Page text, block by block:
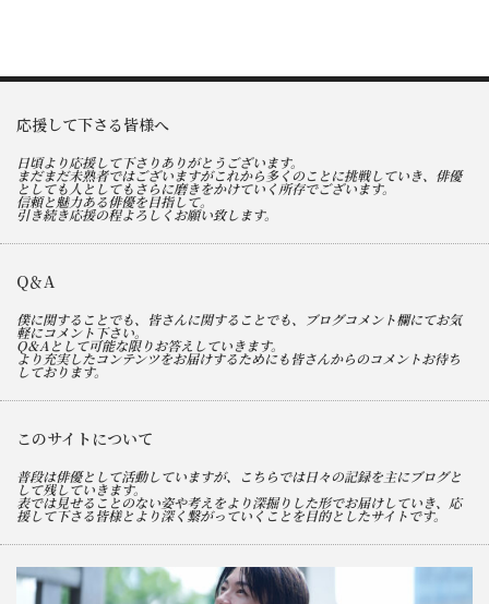
応援して下さる皆様へ
日頃より応援して下さりありがとうございます。
まだまだ未熟者ではございますがこれから多くのことに挑戦していき、俳優
としても人としてもさらに磨きをかけていく所存でございます。
信頼と魅力ある俳優を目指して。
引き続き応援の程よろしくお願い致します。
Q＆A
僕に関することでも、皆さんに関することでも、ブログコメント欄にてお気
軽にコメント下さい。
Q＆Aとして可能な限りお答えしていきます。
より充実したコンテンツをお届けするためにも皆さんからのコメントお待ち
しております。
このサイトについて
普段は俳優として活動していますが、こちらでは日々の記録を主にブログと
して残していきます。
表では見せることのない姿や考えをより深掘りした形でお届けしていき、応
援して下さる皆様とより深く繋がっていくことを目的としたサイトです。